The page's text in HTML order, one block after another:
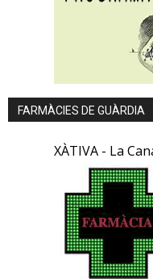
FARMÀCIES DE GUÀRDIA
XÀTIVA - La